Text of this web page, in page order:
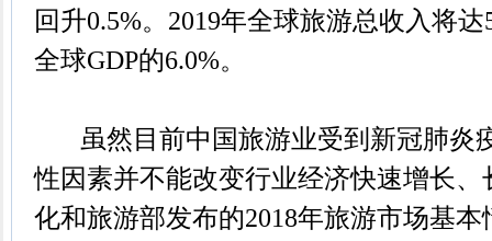
回升0.5%。2019年全球旅游总收入将
全球GDP的6.0%。
虽然目前中国旅游业受到新冠肺炎
性因素并不能改变行业经济快速增长
化和旅游部发布的2018年旅游市场基